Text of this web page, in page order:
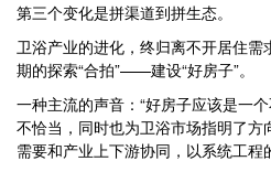
第三个变化是拼渠道到拼生态。
卫浴产业的进化，终归离不开居住需
期的探索“合拍”——建设“好房子”。
一种主流的声音：“好房子应该是一
不恰当，同时也为卫浴市场指明了方
需要和产业上下游协同，以系统工程